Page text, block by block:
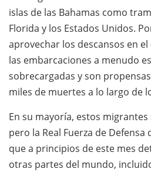
islas de las Bahamas como
Florida y los Estados Unidos.
aprovechar los descansos en
las embarcaciones a menudo
sobrecargadas y son
miles de muertes a lo largo de
En su mayoría, estos migrantes
pero la Real Fuerza de
que a principios de este mes
otras partes del mundo,